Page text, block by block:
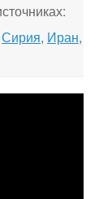
Сирия, Иран,